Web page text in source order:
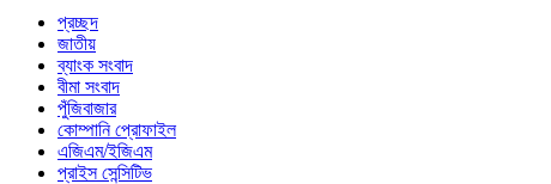
প্রচ্ছদ
জাতীয়
ব্যাংক সংবাদ
বীমা সংবাদ
পুঁজিবাজার
কোম্পানি প্রোফাইল
এজিএম/ইজিএম
প্রাইস সেন্সিটিভ